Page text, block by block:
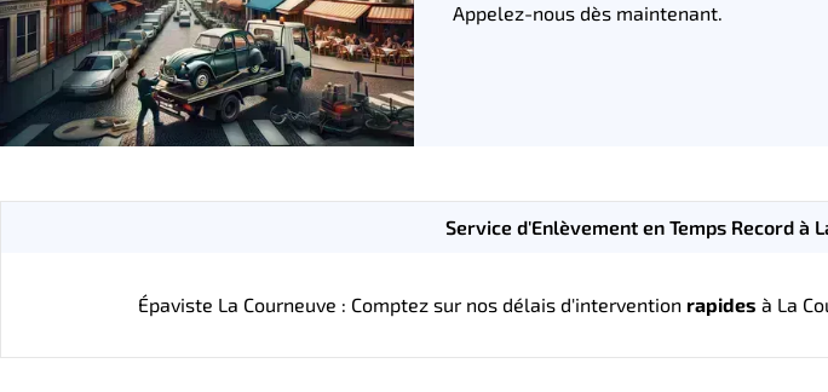
Appelez-nous dès maintenant.
Service d'Enlèvement en Temps Record à
Épaviste La Courneuve : Comptez sur nos délais d'intervention rapides à La